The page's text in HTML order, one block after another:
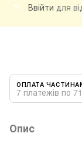
% Ввійти для
ОПЛАТА
7 платежів по
Опис